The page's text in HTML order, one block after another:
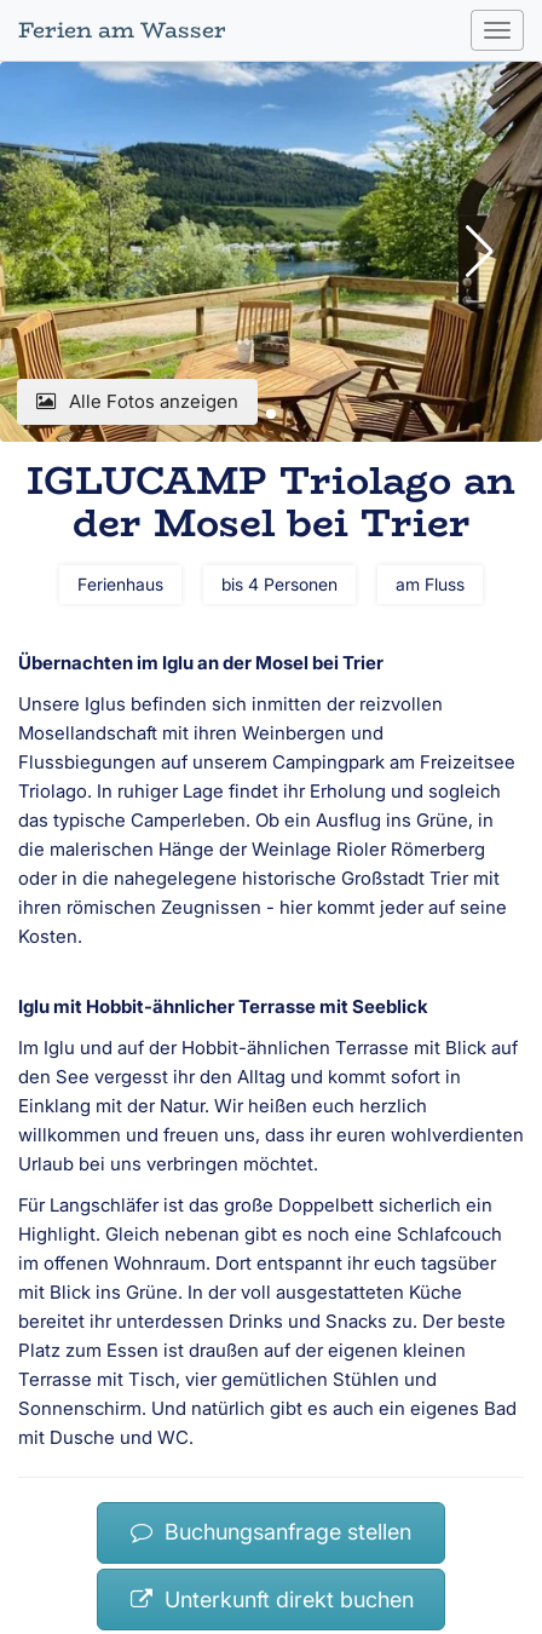
Ferien am Wasser
Alle Fotos anzeigen
IGLUCAMP Triolago an
der Mosel bei Trier
Ferienhaus bis 4 Personen am Fluss
Übernachten im Iglu an der Mosel bei Trier
Unsere Iglus befinden sich inmitten der reizvollen
Mosellandschaft mit ihren Weinbergen und
Flussbiegungen auf unserem Campingpark am Freizeitsee
Triolago. In ruhiger Lage findet ihr Erholung und sogleich
das typische Camperleben. Ob ein Ausflug ins Grüne, in
die malerischen Hänge der Weinlage Rioler Römerberg
oder in die nahegelegene historische Großstadt Trier mit
ihren römischen Zeugnissen - hier kommt jeder auf seine
Kosten.
Iglu mit Hobbit-ähnlicher Terrasse mit Seeblick
Im Iglu und auf der Hobbit-ähnlichen Terrasse mit Blick auf
den See vergesst ihr den Alltag und kommt sofort in
Einklang mit der Natur. Wir heißen euch herzlich
willkommen und freuen uns, dass ihr euren wohlverdienten
Urlaub bei uns verbringen möchtet.
Für Langschläfer ist das große Doppelbett sicherlich ein
Highlight. Gleich nebenan gibt es noch eine Schlafcouch
im offenen Wohnraum. Dort entspannt ihr euch tagsüber
mit Blick ins Grüne. In der voll ausgestatteten Küche
bereitet ihr unterdessen Drinks und Snacks zu. Der beste
Platz zum Essen ist draußen auf der eigenen kleinen
Terrasse mit Tisch, vier gemütlichen Stühlen und
Sonnenschirm. Und natürlich gibt es auch ein eigenes Bad
mit Dusche und WC.
Buchungsanfrage stellen
Unterkunft direkt buchen